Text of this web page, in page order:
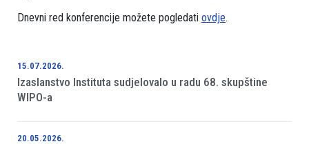
Dnevni red konferencije možete pogledati ovdje.
15.07.2026.
Izaslanstvo Instituta sudjelovalo u radu 68. skupštine
WIPO-a
20.05.2026.